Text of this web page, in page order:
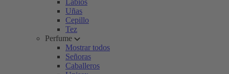
Labios
Uñas
Cepillo
Tez
Perfume
Mostrar todos
Señoras
Caballeros